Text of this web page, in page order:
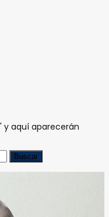
y aquí aparecerán